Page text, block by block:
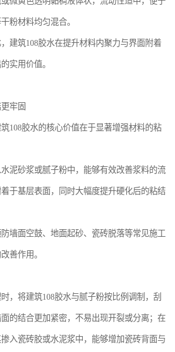
粉材料均匀混合。
建筑108胶水在提升材料内聚力与界面附着
实用价值。
牢固
108胶水的核心价值在于显著增强材料的粘
泥砂浆或腻子粉中，能够有效改善浆料的流
于基层表面，同时大幅度提升硬化后的粘结
墙面空鼓、地面起砂、瓷砖脱落等常见施工
善作用。
，将建筑108胶水与腻子粉按比例调制，刮
的结合更加紧密，不易出现开裂或分离；在
入瓷砖胶或水泥浆中，能够增加瓷砖背面与